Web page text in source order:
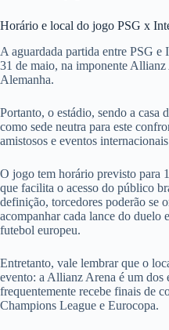
Horário e local do jogo PSG x
A aguardada partida entre PSG e
31 de maio, na imponente
Alemanha.
Portanto, o estádio, sendo a
como sede neutra para este
amistosos e eventos
O jogo tem horário previsto para
que facilita o acesso do público
definição, torcedores poderão se
acompanhar cada lance do duelo
futebol europeu.
Entretanto, vale lembrar que o
evento: a Allianz Arena é um dos
frequentemente recebe finais de
Champions League e Eurocopa.